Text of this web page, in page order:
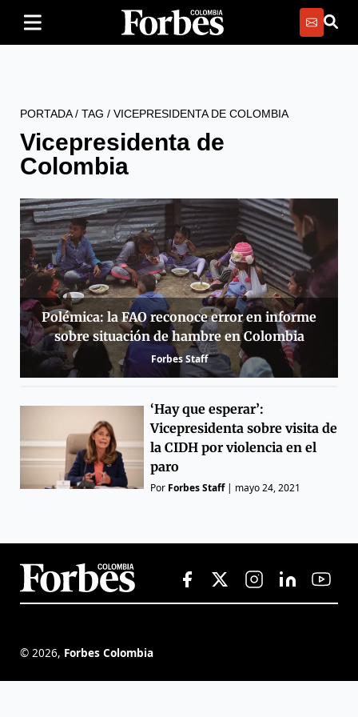
PORTADA/ TAG / VICEPRESIDENTA DE COLOMBIA
Vicepresidenta de
Colombia
Polémica: la FAO reconoce error en informe
sobre situación de hambre en Colombia
Forbes Staff
‘Hay que esperar’:
Vicepresidenta sobre visita de
la CIDH por violencia en el
paro
Por Forbes Staff| mayo 24, 2021
© 2026, Forbes Colombia